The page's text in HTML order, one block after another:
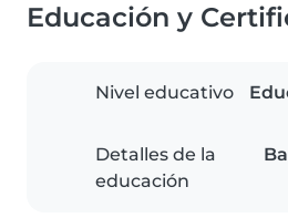
Educación y
Nivel educativo
Detalles de la
educación